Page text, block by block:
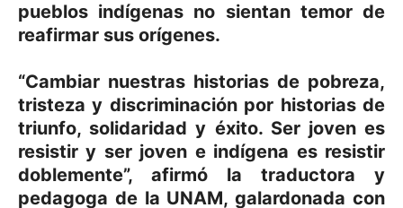
pueblos indígenas no sientan temor de
reafirmar sus orígenes.
“Cambiar nuestras historias de pobreza,
tristeza y discriminación por historias de
triunfo, solidaridad y éxito. Ser joven es
resistir y ser joven e indígena es resistir
doblemente”, afirmó la traductora y
pedagoga de la UNAM, galardonada con